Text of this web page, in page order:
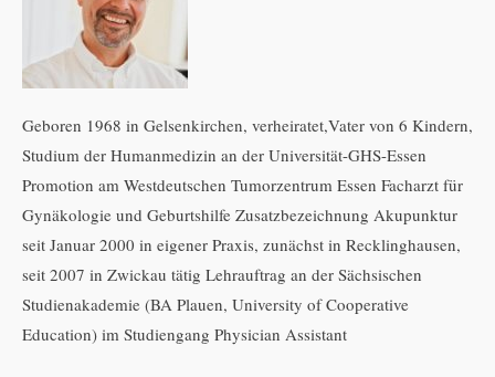
Geboren 1968 in Gelsenkirchen, verheiratet,Vater von 6 Kindern,
Studium der Humanmedizin an der Universität-GHS-Essen
Promotion am Westdeutschen Tumorzentrum Essen Facharzt für
Gynäkologie und Geburtshilfe Zusatzbezeichnung Akupunktur
seit Januar 2000 in eigener Praxis, zunächst in Recklinghausen,
seit 2007 in Zwickau tätig Lehrauftrag an der Sächsischen
Studienakademie (BA Plauen, University of Cooperative
Education) im Studiengang Physician Assistant